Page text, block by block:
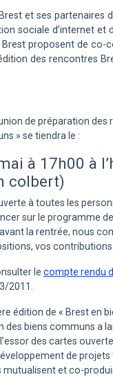
et ses partenaires
sociale d’internet et
Brest proposent de co-
des rencontres
de préparation des
» se tiendra le :
à 17h00 à
colbert)
à toutes les
sur le programme
la rentrée, nous
vos contributions.
le compte rendu
2011.
édition de « Brest en
des biens communs a
des cartes
de
mutualisent et co-